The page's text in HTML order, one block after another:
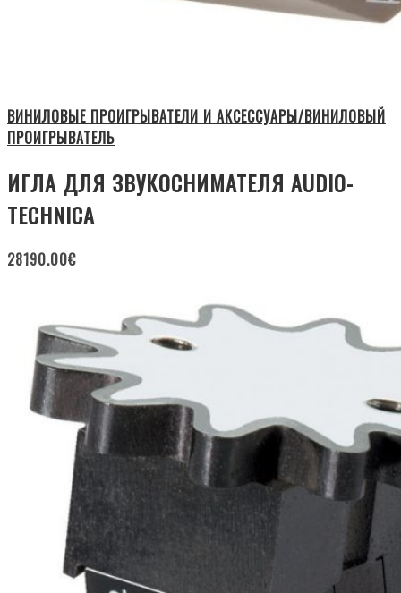
ВИНИЛОВЫЕ ПРОИГРЫВАТЕЛИ И АКСЕССУАРЫ/ВИНИЛОВЫЙ
ПРОИГРЫВАТЕЛЬ
ИГЛА ДЛЯ ЗВУКОСНИМАТЕЛЯ AUDIO-
TECHNICA
28190.00€